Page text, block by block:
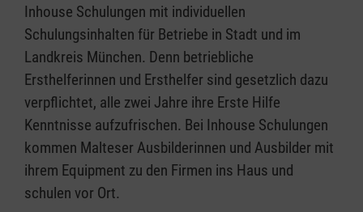
Inhouse Schulungen mit individuellen
Schulungsinhalten für Betriebe in Stadt und im
Landkreis München. Denn betriebliche
Ersthelferinnen und Ersthelfer sind gesetzlich dazu
verpflichtet, alle zwei Jahre ihre Erste Hilfe
Kenntnisse aufzufrischen. Bei Inhouse Schulungen
kommen Malteser Ausbilderinnen und Ausbilder mit
ihrem Equipment zu den Firmen ins Haus und
schulen vor Ort.